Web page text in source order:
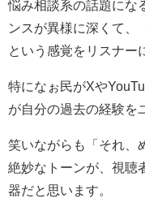
悩み相談系の話題にな
ンスが異様に深くて、
という感覚をリスナー
特になぉ民がXや
が自分の過去の経験を
笑いながらも「それ
絶妙なトーンが、視聴
器だと思います。